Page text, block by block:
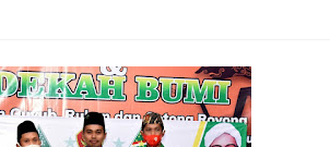
Doa Bersama dan Pelestarian Budaya Leluhur
siap Digelar, Ajang Strategis Cetak Atlet Menuju